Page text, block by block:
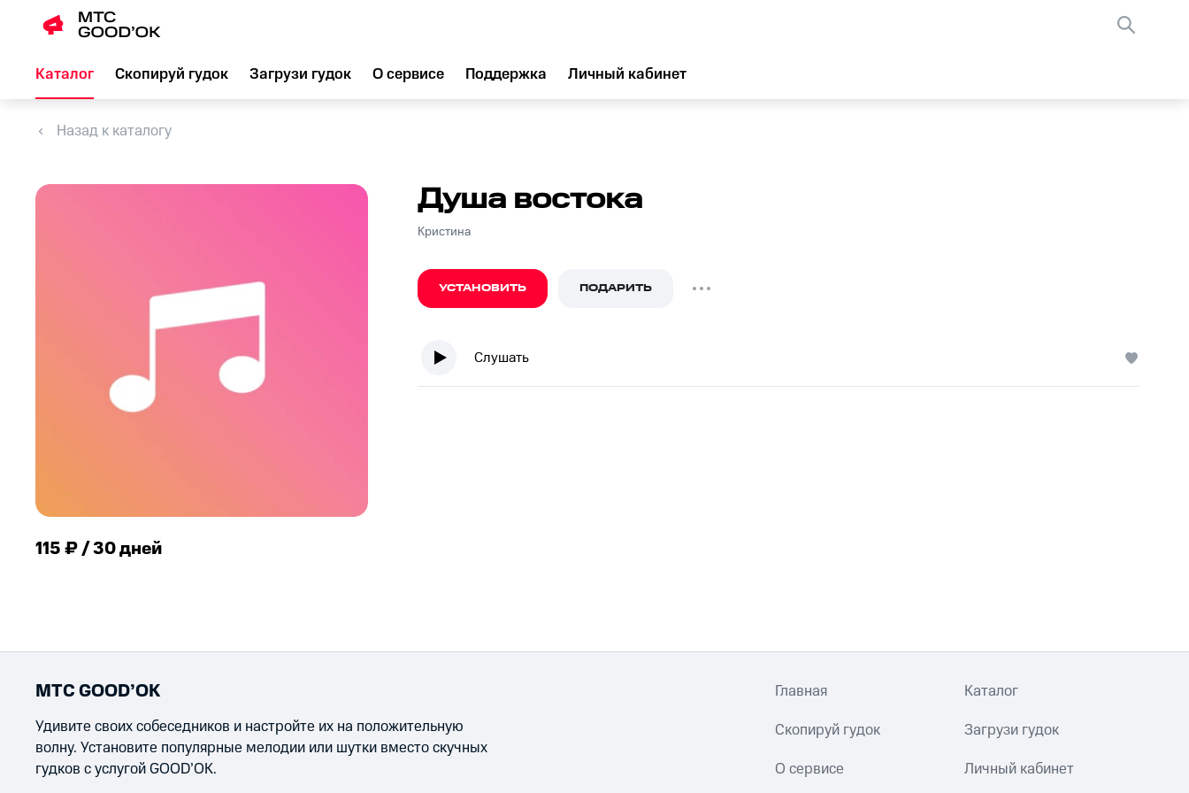
Каталог Скопируй гудок Загрузи гудок О сервисе Поддержка Личный кабинет
Назад к каталогу
115 ₽ / 30 дней
Душа востока
Кристина
УСТАНОВИТЬ ПОДАРИТЬ
Слушать
МТС GOOD’OK
Удивите своих собеседников и настройте их на положительную
волну. Установите популярные мелодии или шутки вместо скучных
гудков с услугой GOOD’OK.
Главная Каталог
Скопируй гудок Загрузи гудок
О сервисе Личный кабинет